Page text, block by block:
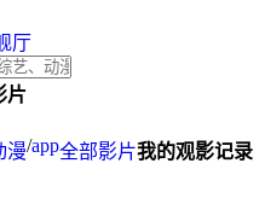
厅
片
漫/app全部影片我的观影记录